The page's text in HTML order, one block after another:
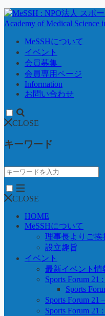
MeSSHについて
イベント
会員募集_
会員専用ページ
Information
お問い合わせ
CLOSE
キーワード
CLOSE
HOME
MeSSHについて
理事長よりご挨
設立趣旨
イベント
最新イベント情
Sports Forum 21
Sports
Sports Forum 21
Sports Forum 21